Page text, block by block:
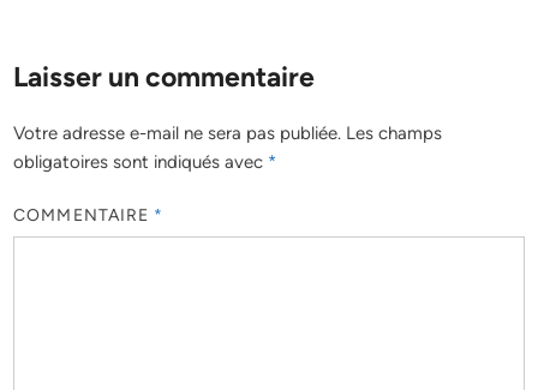
Laisser un commentaire
Votre adresse e-mail ne sera pas publiée. Les champs
obligatoires sont indiqués avec *
COMMENTAIRE *